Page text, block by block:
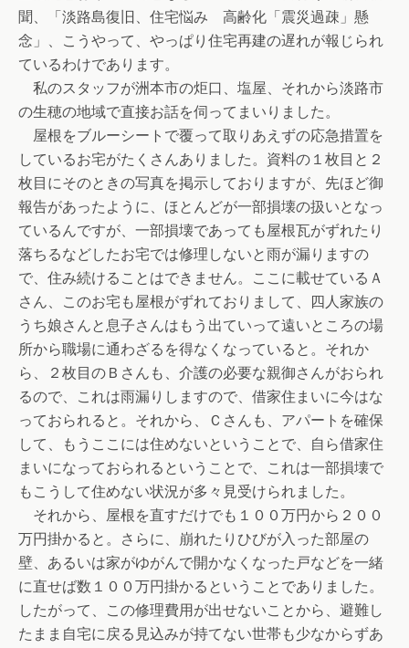
聞、「淡路島復旧、住宅悩み 高齢化「震災過疎」懸
念」、こうやって、やっぱり住宅再建の遅れが報じられ
ているわけであります。
私のスタッフが洲本市の炬口、塩屋、それから淡路市
の生穂の地域で直接お話を伺ってまいりました。
屋根をブルーシートで覆って取りあえずの応急措置を
しているお宅がたくさんありました。資料の１枚目と２
枚目にそのときの写真を掲示しておりますが、先ほど御
報告があったように、ほとんどが一部損壊の扱いとなっ
ているんですが、一部損壊であっても屋根瓦がずれたり
落ちるなどしたお宅では修理しないと雨が漏りますの
で、住み続けることはできません。ここに載せているＡ
さん、このお宅も屋根がずれておりまして、四人家族の
うち娘さんと息子さんはもう出ていって遠いところの場
所から職場に通わざるを得なくなっていると。それか
ら、２枚目のＢさんも、介護の必要な親御さんがおられ
るので、これは雨漏りしますので、借家住まいに今はな
っておられると。それから、Ｃさんも、アパートを確保
して、もうここには住めないということで、自ら借家住
まいになっておられるということで、これは一部損壊で
もこうして住めない状況が多々見受けられました。
それから、屋根を直すだけでも１００万円から２００
万円掛かると。さらに、崩れたりひびが入った部屋の
壁、あるいは家がゆがんで開かなくなった戸などを一緒
に直せば数１００万円掛かるということでありました。
したがって、この修理費用が出せないことから、避難し
たまま自宅に戻る見込みが持てない世帯も少なからずあ